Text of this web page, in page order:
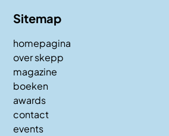
Sitemap
homepagina
over skepp
magazine
boeken
awards
contact
events